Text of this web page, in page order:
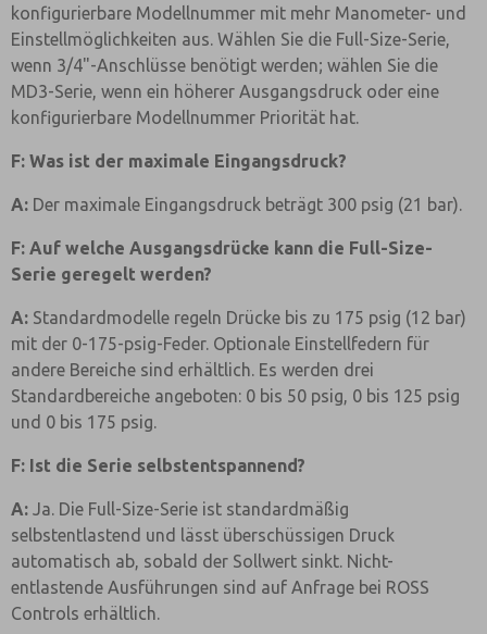
konfigurierbare Modellnummer mit mehr Manometer- und
Einstellmöglichkeiten aus. Wählen Sie die Full-Size-Serie,
wenn 3/4"-Anschlüsse benötigt werden; wählen Sie die
MD3-Serie, wenn ein höherer Ausgangsdruck oder eine
konfigurierbare Modellnummer Priorität hat.
F: Was ist der maximale Eingangsdruck?
A: Der maximale Eingangsdruck beträgt 300 psig (21 bar).
F: Auf welche Ausgangsdrücke kann die Full-Size-
Serie geregelt werden?
A: Standardmodelle regeln Drücke bis zu 175 psig (12 bar)
mit der 0-175-psig-Feder. Optionale Einstellfedern für
andere Bereiche sind erhältlich. Es werden drei
Standardbereiche angeboten: 0 bis 50 psig, 0 bis 125 psig
und 0 bis 175 psig.
F: Ist die Serie selbstentspannend?
A: Ja. Die Full-Size-Serie ist standardmäßig
selbstentlastend und lässt überschüssigen Druck
automatisch ab, sobald der Sollwert sinkt. Nicht-
entlastende Ausführungen sind auf Anfrage bei ROSS
Controls erhältlich.